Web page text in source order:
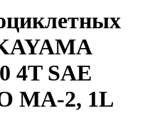
4T SAE
MA-2, 1L